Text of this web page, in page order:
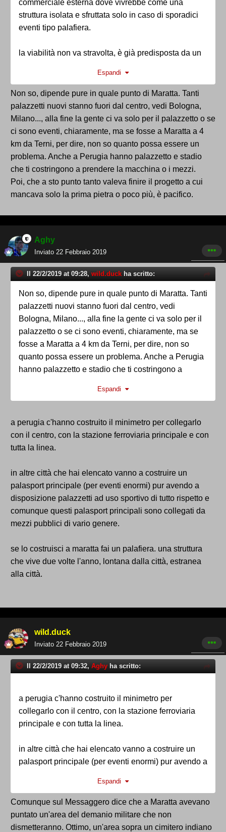
commerciale esterna dove vivrebbe come una
struttura isolata e sfruttata solo in caso di sporadici
eventi tipo palafiera.
la viabilità non va stravolta, è già predisposta da un
quando al liberati andavano decine di migliaia di
persone. altre possono raggiungere la struttura a
piedi.
sarebbe un grave errore pensare "basta che lo
facciano" indipendentemente da dove lo facciano
perché la posizione stessa può determinarne il
successo e anche il costo.
Espandi
Non so, dipende pure in quale punto di Maratta. Tanti
palazzetti nuovi stanno fuori dal centro, vedi Bologna,
Milano..., alla fine la gente ci va solo per il palazzetto o se
ci sono eventi, chiaramente, ma se fosse a Maratta a 4
km da Terni, per dire, non so quanto possa essere un
problema. Anche a Perugia hanno palazzetto e stadio
che ti costringono a prendere la macchina o i mezzi.
Poi, che a sto punto tanto valeva finire il progetto a cui
mancava solo la prima pietra o poco più, è pacifico.
Aghy
Inviato 22 Febbraio 2019
Il 22/2/2019 at 09:28, wild.duck ha scritto:
Non so, dipende pure in quale punto di Maratta. Tanti
palazzetti nuovi stanno fuori dal centro, vedi
Bologna, Milano..., alla fine la gente ci va solo per il
palazzetto o se ci sono eventi, chiaramente, ma se
fosse a Maratta a 4 km da Terni, per dire, non so
quanto possa essere un problema. Anche a Perugia
hanno palazzetto e stadio che ti costringono a
Poi, che a sto punto tanto valeva finire il progetto a
pacifico.
Espandi
a perugia c'hanno costruito il minimetro per collegarlo
con il centro, con la stazione ferroviaria principale e con
tutta la linea.
in altre città che hai elencato vanno a costruire un
palasport principale (per eventi enormi) pur avendo a
disposizione palazzetti ad uso sportivo di tutto rispetto e
comunque questi palasport principali sono collegati da
mezzi pubblici di vario genere.
se lo costruisci a maratta fai un palafiera. una struttura
che vive due volte l'anno, lontana dalla città, estranea
alla città.
wild.duck
Inviato 22 Febbraio 2019
Il 22/2/2019 at 09:32, Aghy ha scritto:
a perugia c'hanno costruito il minimetro per
collegarlo con il centro, con la stazione ferroviaria
principale e con tutta la linea.
in altre città che hai elencato vanno a costruire un
palasport principale (per eventi enormi) pur avendo a
rispetto e comunque questi palasport principali sono
collegati da mezzi pubblici di vario genere.
se lo costruisci a maratta fai un palafiera. una
Espandi
Comunque sul Messaggero dice che a Maratta avevano
puntato un'area del demanio militare che non
dismetteranno. Ottimo, un'area sopra un cimitero indiano